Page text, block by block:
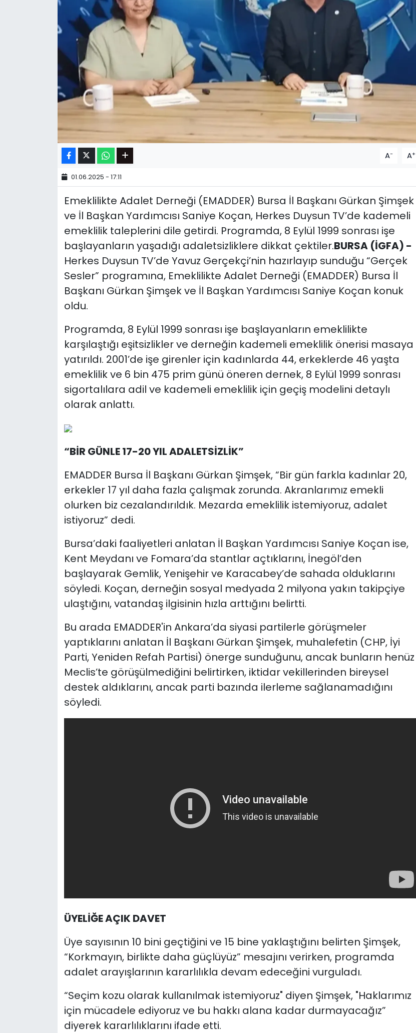
A- A+
01.06.2025 - 17:11
Emeklilikte Adalet Derneği (EMADDER) Bursa İl Başkanı Gürkan Şimşek
ve İl Başkan Yardımcısı Saniye Koçan, Herkes Duysun TV’de kademeli
emeklilik taleplerini dile getirdi. Programda, 8 Eylül 1999 sonrası işe
başlayanların yaşadığı adaletsizliklere dikkat çektiler.BURSA (İGFA) -
Herkes Duysun TV’de Yavuz Gerçekçi’nin hazırlayıp sunduğu “Gerçek
Sesler” programına, Emeklilikte Adalet Derneği (EMADDER) Bursa İl
Başkanı Gürkan Şimşek ve İl Başkan Yardımcısı Saniye Koçan konuk
oldu.
Programda, 8 Eylül 1999 sonrası işe başlayanların emeklilikte
karşılaştığı eşitsizlikler ve derneğin kademeli emeklilik önerisi masaya
yatırıldı. 2001’de işe girenler için kadınlarda 44, erkeklerde 46 yaşta
emeklilik ve 6 bin 475 prim günü öneren dernek, 8 Eylül 1999 sonrası
sigortalılara adil ve kademeli emeklilik için geçiş modelini detaylı
olarak anlattı.
“BİR GÜNLE 17-20 YIL ADALETSİZLİK”
EMADDER Bursa İl Başkanı Gürkan Şimşek, “Bir gün farkla kadınlar 20,
erkekler 17 yıl daha fazla çalışmak zorunda. Akranlarımız emekli
olurken biz cezalandırıldık. Mezarda emeklilik istemiyoruz, adalet
istiyoruz” dedi.
Bursa’daki faaliyetleri anlatan İl Başkan Yardımcısı Saniye Koçan ise,
Kent Meydanı ve Fomara’da stantlar açtıklarını, İnegöl’den
başlayarak Gemlik, Yenişehir ve Karacabey’de sahada olduklarını
söyledi. Koçan, derneğin sosyal medyada 2 milyona yakın takipçiye
ulaştığını, vatandaş ilgisinin hızla arttığını belirtti.
Bu arada EMADDER'in Ankara’da siyasi partilerle görüşmeler
yaptıklarını anlatan İl Başkanı Gürkan Şimşek, muhalefetin (CHP, İyi
Parti, Yeniden Refah Partisi) önerge sunduğunu, ancak bunların henüz
Meclis’te görüşülmediğini belirtirken, iktidar vekillerinden bireysel
destek aldıklarını, ancak parti bazında ilerleme sağlanamadığını
söyledi.
ÜYELİĞE AÇIK DAVET
Üye sayısının 10 bini geçtiğini ve 15 bine yaklaştığını belirten Şimşek,
“Korkmayın, birlikte daha güçlüyüz” mesajını verirken, programda
adalet arayışlarının kararlılıkla devam edeceğini vurguladı.
“Seçim kozu olarak kullanılmak istemiyoruz" diyen Şimşek, "Haklarımız
için mücadele ediyoruz ve bu hakkı alana kadar durmayacağız”
diyerek kararlılıklarını ifade etti.